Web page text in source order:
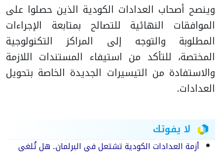
وينصح أصحاب العدادات الكودية الذين حصلوا على
الموافقات النهائية للتصالح بمتابعة الإجراءات
المطلوبة والتوجه إلى المراكز التكنولوجية
المختصة، للتأكد من استيفاء المستندات اللازمة
والاستفادة من التيسيرات الجديدة الخاصة بتحويل
العدادات.
لا يفوتك
أزمة العدادات الكودية تشتعل في البرلمان.. هل تُلغى